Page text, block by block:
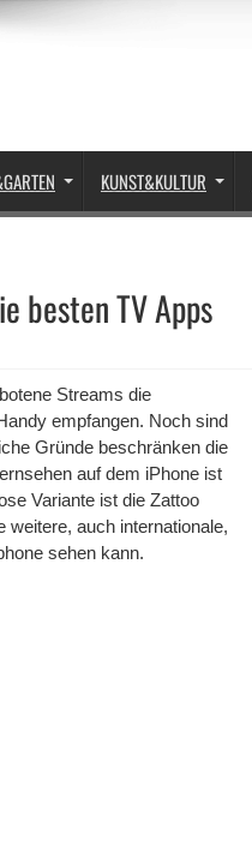
KUNST&KULTUR
besten TV Apps
Streams die
empfangen. Noch sind
Gründe beschränken die
auf dem iPhone ist
Variante ist die Zattoo
auch internationale,
sehen kann.